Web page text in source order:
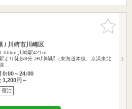
お気に入
りに追加
/ 川崎市川崎区
川崎駅421m
より徒歩8分 JR川崎駅（東海道本線、京浜東北
…
0:00～24:00
1,200円～
宿泊